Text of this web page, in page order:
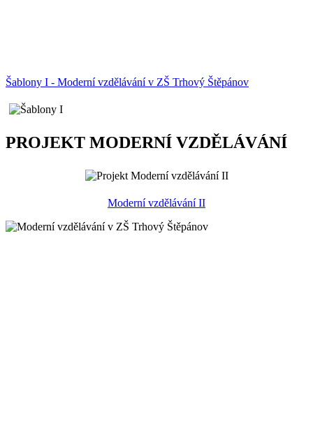
Šablony I - Moderní vzdělávání v ZŠ Trhový Štěpánov
PROJEKT MODERNÍ VZDĚLÁVÁNÍ
Moderní vzdělávání II